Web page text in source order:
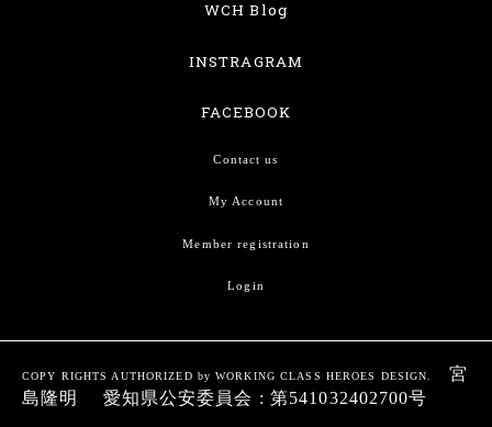
WCH Blog
INSTRAGRAM
FACEBOOK
Contact us
My Account
Member registration
Login
COPY RIGHTS AUTHORIZED by WORKING CLASS HEROES DESIGN. 宮
島隆明 愛知県公安委員会 : 第541032402700号